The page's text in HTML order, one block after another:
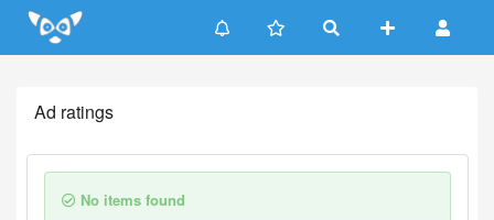
Update cookies preferences
Ad ratings
No items found